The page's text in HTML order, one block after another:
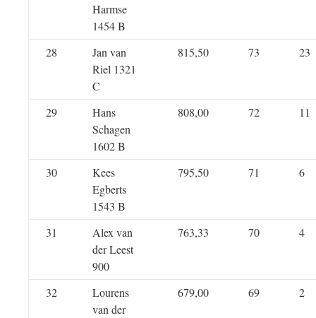
Harmse
1454 B
28
Jan van
Riel 1321
C
815,50 73 23
29
Hans
Schagen
1602 B
808,00 72 11
30
Kees
Egberts
1543 B
795,50 71 6
31
Alex van
der Leest
900
763,33 70 4
32
Lourens
van der
679,00 69 2